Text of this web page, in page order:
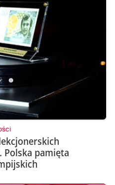
Polska pamięta